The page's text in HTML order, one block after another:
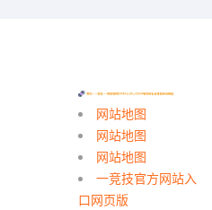
网站地图
网站地图
网站地图
一竞技官方网站入
口网页版